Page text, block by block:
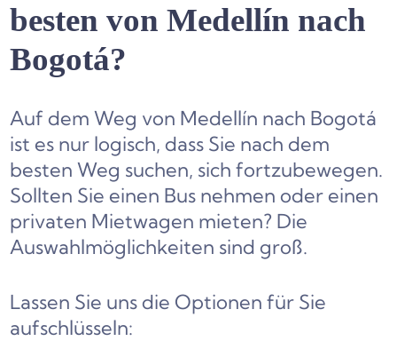
besten von Medellín nach
Bogotá?
Auf dem Weg von Medellín nach Bogotá
ist es nur logisch, dass Sie nach dem
besten Weg suchen, sich fortzubewegen.
Sollten Sie einen Bus nehmen oder einen
privaten Mietwagen mieten? Die
Auswahlmöglichkeiten sind groß.
Lassen Sie uns die Optionen für Sie
aufschlüsseln: